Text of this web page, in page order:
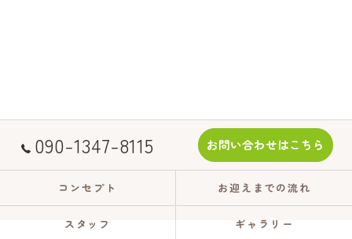
090-1347-8115 お問い合わせはこちら
コンセプト お迎えまでの流れ
スタッフ ギャラリー